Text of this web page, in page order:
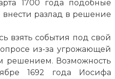
1700 года подобные
разлад в решение
взять события под свой
из-за угрожающей
решением. Возможность
1692 года Иосифа